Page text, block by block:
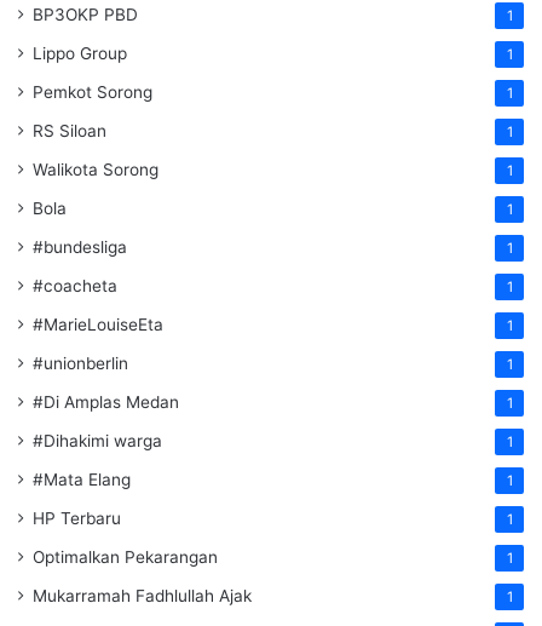
BP3OKP PBD 1
Lippo Group 1
Pemkot Sorong 1
RS Siloan 1
Walikota Sorong 1
Bola 1
#bundesliga 1
#coacheta 1
#MarieLouiseEta 1
#unionberlin 1
#Di Amplas Medan 1
#Dihakimi warga 1
#Mata Elang 1
HP Terbaru 1
Optimalkan Pekarangan 1
Mukarramah Fadhlullah Ajak 1